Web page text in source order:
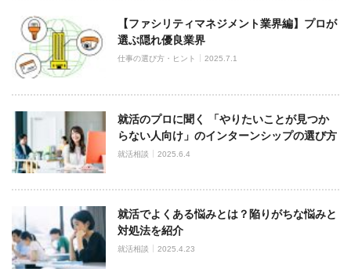
【ファシリティマネジメント業界編】プロが
選ぶ隠れ優良業界
仕事の選び方・ヒント 2025.7.1
就活のプロに聞く 「やりたいことが見つか
らない人向け」のインターンシップの選び方
就活相談 2025.6.4
就活でよくある悩みとは？陥りがちな悩みと
対処法を紹介
就活相談 2025.4.23